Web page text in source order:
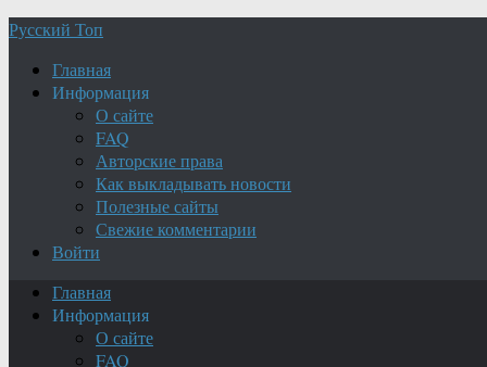
Русский Топ
Главная
Информация
О сайте
FAQ
Авторские права
Как выкладывать новости
Полезные сайты
Свежие комментарии
Войти
Главная
Информация
О сайте
FAQ